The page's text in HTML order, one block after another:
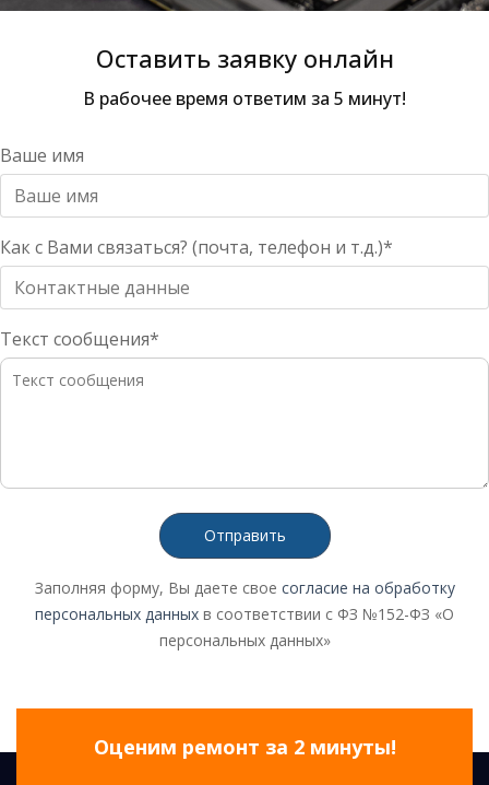
Оставить заявку онлайн
В рабочее время ответим за 5 минут!
Ваше имя
Как с Вами связаться? (почта, телефон и т.д.)*
Текст сообщения*
Отправить
Заполняя форму, Вы даете свое согласие на обработку
персональных данных в соответствии с ФЗ №152-ФЗ «О
персональных данных»
Оценим ремонт за 2 минуты!